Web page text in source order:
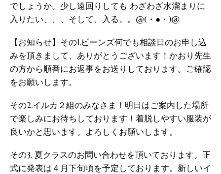
でしょうか。少し遠回りしても わざわざ水溜まりに
入りたい、、、そして、入る。。@(・●・)@
【お知らせ】その1.ビーンズ何でも相談日のお申し込
みを頂きまして、ありがとうございます！かおり先生
の方から順番にお返事をお送りしております。ご確認
をお願いします。
その2.イルカ２組のみなさま！明日はご案内した場所
で楽しみにお待ちしております！着脱しやすい服装が
良いかと思います。よろしくお願いします。
その3. 夏クラスのお問い合わせを頂いております。正
式に発表は４月下旬頃を予定しております。新しいイ